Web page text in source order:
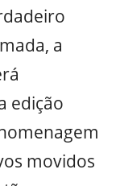
a
edição
movidos